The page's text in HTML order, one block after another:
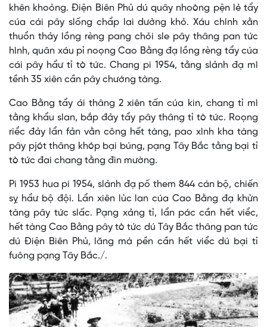
khên khoỏng. Điện Biên Phủ dú quây nhoòng pện lẻ tẩy
cúa cái pây slống chẩp lai dưởng khỏ. Xáu chính xằn
thuổn thảy lồng rèng pang chỏi sle pây thâng pan tức
hình, quân xáu pỉ noọng Cao Bằng đạ lồng rèng tẩy cúa
cái pây hẩư tỉ tò tức. Chang pi 1954, tằng slảnh đạ mì
tềnh 35 xiên cần pây chướng tàng.
Cao Bằng tẩy ái thâng 2 xiên tấn cúa kin, chang tỉ mì
tằng khẩu slan, bắp đảy tẩy pây thâng tỉ tò tức. Roọng
riểc đảy lẩn fản vằn công hết tàng, pao xình kha tàng
pây pjót thâng khóp bại búng, pạng Tây Bắc tằng bại tỉ
tò tức đai chang tằng đin mường.
Pi 1953 hua pi 1954, slảnh đạ pố them 844 cán bộ, chiến
sỵ hẩư bộ đội. Lẩn xiên lủc lan cúa Cao Bằng đạ khửn
tàng pây tức slấc. Pạng xảng tỉ, lẩn pác cần hết viểc,
hết tàng Cao Bằng pây tò tức dú Tây Bắc thâng pan tức
dú Điện Biên Phủ, lăng mà pền cần hết viểc dú bại tỉ
fuông pạng Tây Bắc./.